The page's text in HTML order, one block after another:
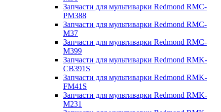
Запчасти для мультиварки Redmond RMC-
PM388
Запчасти для мультиварки Redmond RMC-
M37
Запчасти для мультиварки Redmond RMC-
M399
Запчасти для мультиварки Redmond RMK-
CB391S
Запчасти для мультиварки Redmond RMK-
FM41S
Запчасти для мультиварки Redmond RMK-
M231